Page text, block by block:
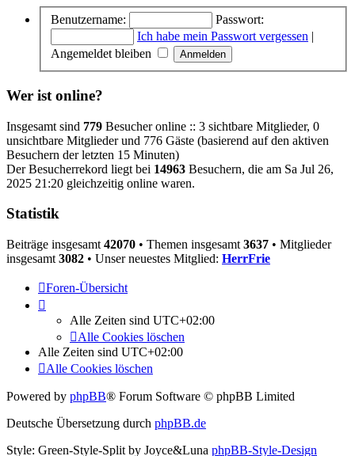
Benutzername:
Passwort:
Ich habe mein Passwort vergessen |
Angemeldet bleiben
Wer ist online?
Insgesamt sind 779 Besucher online :: 3 sichtbare Mitglieder, 0
unsichtbare Mitglieder und 776 Gäste (basierend auf den aktiven
Besuchern der letzten 15 Minuten)
Der Besucherrekord liegt bei 14963 Besuchern, die am Sa Jul 26,
2025 21:20 gleichzeitig online waren.
Statistik
Beiträge insgesamt 42070 • Themen insgesamt 3637 • Mitglieder
insgesamt 3082 • Unser neuestes Mitglied: HerrFrie
Foren-Übersicht
Alle Zeiten sind UTC+02:00
Alle Cookies löschen
Alle Zeiten sind UTC+02:00
Alle Cookies löschen
Powered by phpBB® Forum Software © phpBB Limited
Deutsche Übersetzung durch phpBB.de
Style: Green-Style-Split by Joyce&Luna phpBB-Style-Design